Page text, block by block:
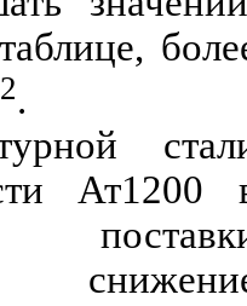
,
2.
Ат1200
сни